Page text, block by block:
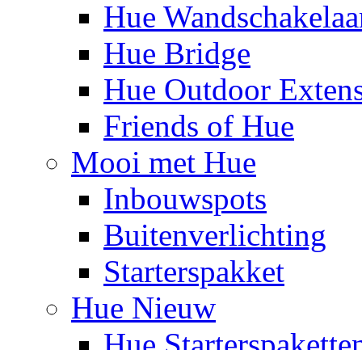
Hue
Hue Bridge
Hue Outdoor
Friends of Hue
Mooi met Hue
Inbouwspots
Buitenverlichting
Starterspakket
Hue Nieuw